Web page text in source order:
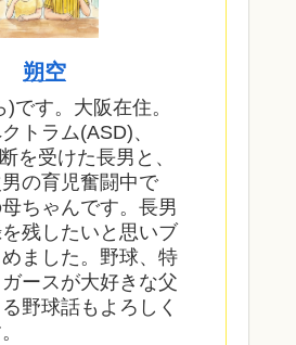
朔空
です。大阪在住。
トラム(ASD)、
を受けた長男と、
の育児奮闘中で
ちゃんです。長男
残したいと思いブ
ました。野球、特
ースが大好きな父
野球話もよろしく